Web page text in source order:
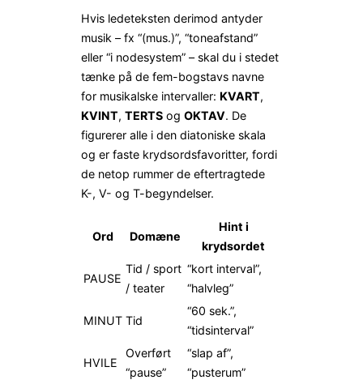
Hvis lede­teksten derimod antyder
musik – fx “(mus.)”, “toneafstand”
eller “i node­system” – skal du i stedet
tænke på de fem-bogstavs navne
for musikalske intervaller: KVART,
KVINT, TERTS og OKTAV. De
figurerer alle i den diatoniske skala
og er faste krydsordsfavoritter, fordi
de netop rummer de eftertragtede
K-, V- og T-begyndelser.
Ord Domæne
Hint i
krydsordet
PAUSE
Tid / sport
/ teater
“kort interval”,
“halvleg”
MINUT Tid
“60 sek.”,
“tidsinterval”
HVILE
Overført
“pause”
“slap af”,
“pusterum”